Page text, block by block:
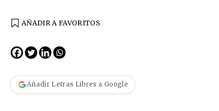
AÑADIR A FAVORITOS
Añadir Letras Libres a Google